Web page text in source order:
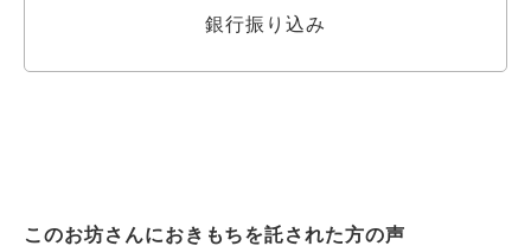
銀行振り込み
このお坊さんにおきもちを託された方の声